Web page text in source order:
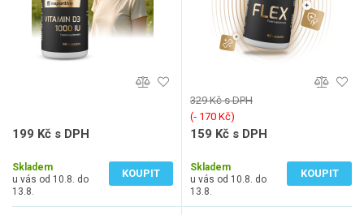
199 Kč s DPH
Skladem
u vás od 10.8. do
13.8.
KOUPIT
329 Kč s DPH
(‐ 170 Kč)
159 Kč s DPH
Skladem
u vás od 10.8. do
13.8.
KOUPIT